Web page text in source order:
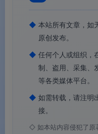
◆ 本站所有文章，如
原创发布。
◆ 任何个人或组织，
制、盗用、采集、
等各类媒体平台。
◆ 如需转载，请注明
接。
◇ 如本站内容侵犯了